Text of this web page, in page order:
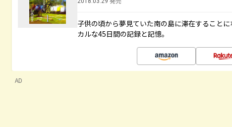
子供の頃から夢見ていた南の島に滞在すること
カルな45日間の記録と記憶。
AD